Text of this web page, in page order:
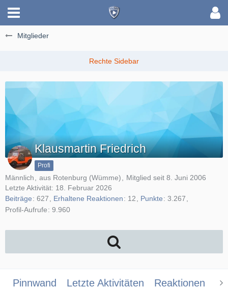
Mitglieder
Klausmartin Friedrich
Profi
Männlich aus Rotenburg (Wümme)
Mitglied seit 8. Juni 2006
Letzte Aktivität: 18. Februar 2026
Beiträge
627 Erhaltene Reaktionen 12 Punkte
3.267
Profil-Aufrufe
9.960
Pinnwand Letzte Aktivitäten Reaktionen